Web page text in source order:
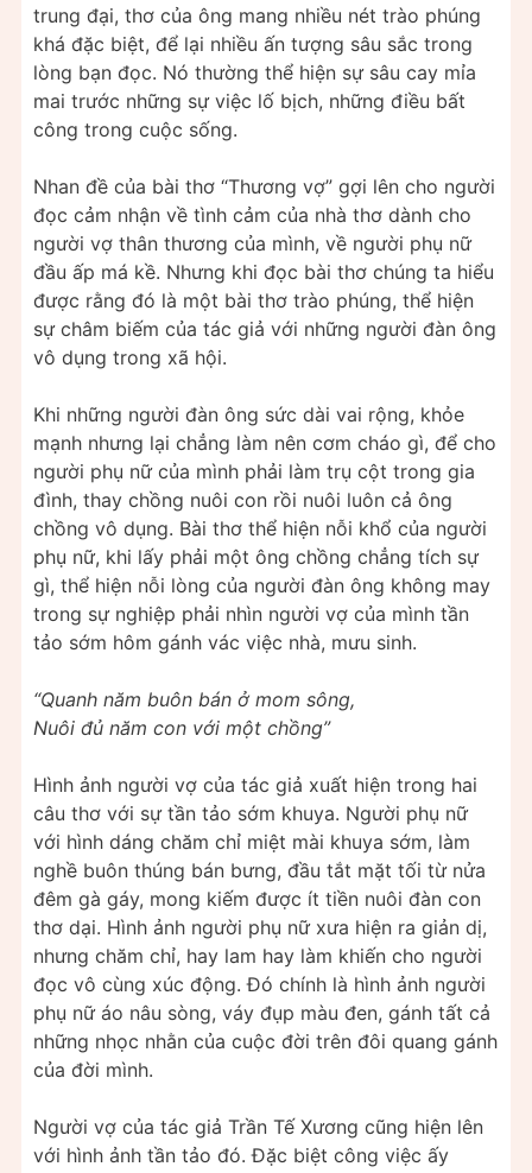
trung đại, thơ của ông mang nhiều nét trào phúng
khá đặc biệt, để lại nhiều ấn tượng sâu sắc trong
lòng bạn đọc. Nó thường thể hiện sự sâu cay mỉa
mai trước những sự việc lố bịch, những điều bất
công trong cuộc sống.
Nhan đề của bài thơ “Thương vợ” gợi lên cho người
đọc cảm nhận về tình cảm của nhà thơ dành cho
người vợ thân thương của mình, về người phụ nữ
đầu ấp má kề. Nhưng khi đọc bài thơ chúng ta hiểu
được rằng đó là một bài thơ trào phúng, thể hiện
sự châm biếm của tác giả với những người đàn ông
vô dụng trong xã hội.
Khi những người đàn ông sức dài vai rộng, khỏe
mạnh nhưng lại chẳng làm nên cơm cháo gì, để cho
người phụ nữ của mình phải làm trụ cột trong gia
đình, thay chồng nuôi con rồi nuôi luôn cả ông
chồng vô dụng. Bài thơ thể hiện nỗi khổ của người
phụ nữ, khi lấy phải một ông chồng chẳng tích sự
gì, thể hiện nỗi lòng của người đàn ông không may
trong sự nghiệp phải nhìn người vợ của mình tần
tảo sớm hôm gánh vác việc nhà, mưu sinh.
“Quanh năm buôn bán ở mom sông,
Nuôi đủ năm con với một chồng”
Hình ảnh người vợ của tác giả xuất hiện trong hai
câu thơ với sự tần tảo sớm khuya. Người phụ nữ
với hình dáng chăm chỉ miệt mài khuya sớm, làm
nghề buôn thúng bán bưng, đầu tắt mặt tối từ nửa
đêm gà gáy, mong kiếm được ít tiền nuôi đàn con
thơ dại. Hình ảnh người phụ nữ xưa hiện ra giản dị,
nhưng chăm chỉ, hay lam hay làm khiến cho người
đọc vô cùng xúc động. Đó chính là hình ảnh người
phụ nữ áo nâu sòng, váy đụp màu đen, gánh tất cả
những nhọc nhằn của cuộc đời trên đôi quang gánh
của đời mình.
Người vợ của tác giả Trần Tế Xương cũng hiện lên
với hình ảnh tần tảo đó. Đặc biệt công việc ấy